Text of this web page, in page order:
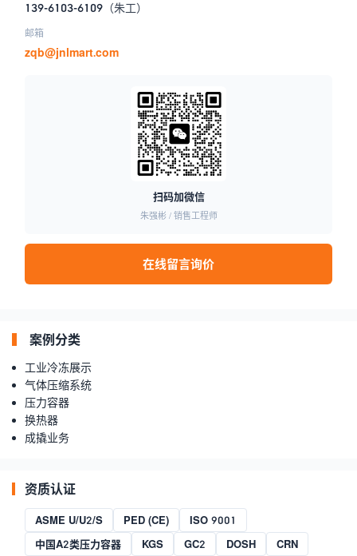
139-6103-6109 （朱工）
邮箱
zqb@jnlmart.com
扫码加微信
朱强彬 / 销售工程师
在线留言询价
案例分类
工业冷冻展示
气体压缩系统
压力容器
换热器
成撬业务
资质认证
ASME U/U2/S PED (CE)
ISO 9001
中国A2类压力容器
KGS GC2 DOSH CRN